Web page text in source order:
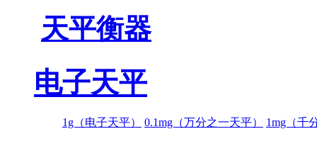
天平衡器
电子天平
1g（电子天平） 0.1mg（万分之一天平） 1mg（千